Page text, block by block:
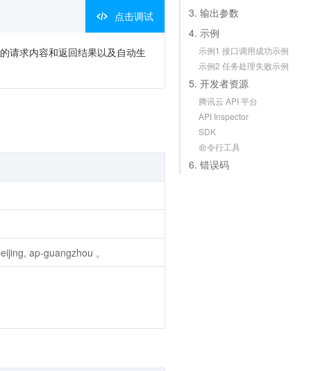
3. 输出参数
4. 示例
示例1 接口调用成功示例
示例2 任务处理失败示例
5. 开发者资源
腾讯云 API 平台
API Inspector
SDK
命令行工具
6. 错误码
点击调试
请求内容和返回结果以及自动生
ap-guangzhou 。